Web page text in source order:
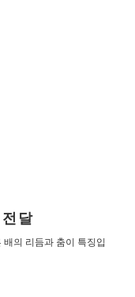
달
의 리듬과 춤이 특징입